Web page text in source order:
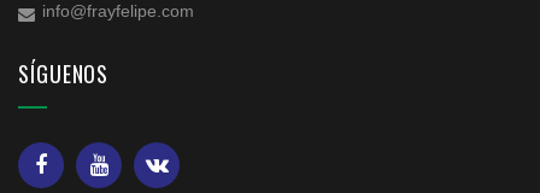
info@frayfelipe.com
SÍGUENOS